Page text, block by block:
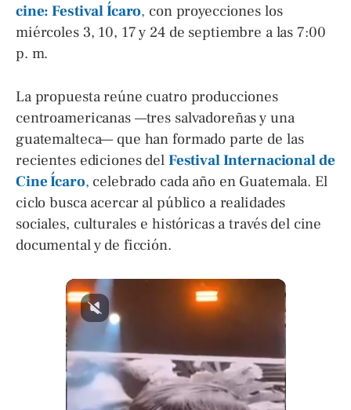
cine: Festival Ícaro, con proyecciones los
miércoles 3, 10, 17 y 24 de septiembre a las 7:00
p. m.
La propuesta reúne cuatro producciones
centroamericanas —tres salvadoreñas y una
guatemalteca— que han formado parte de las
recientes ediciones del Festival Internacional de
Cine Ícaro, celebrado cada año en Guatemala. El
ciclo busca acercar al público a realidades
sociales, culturales e históricas a través del cine
documental y de ficción.